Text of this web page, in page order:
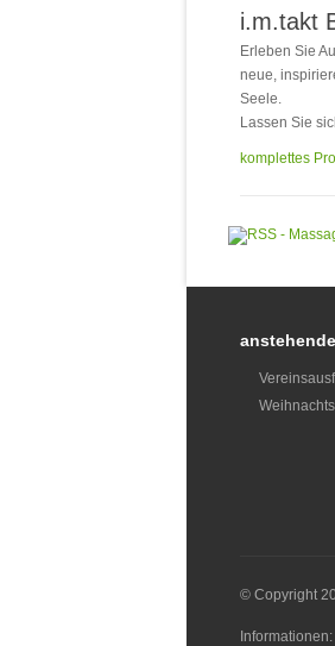
i.m.takt
Erleben Sie
neue,
Seele.
Lassen Sie
komplettes
© Copyright
Informationen: